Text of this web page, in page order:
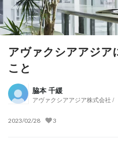
アヴァクシアアジア
こと
脇本 千緩
アヴァクシアアジア株式会社 /
2023/02/28 3